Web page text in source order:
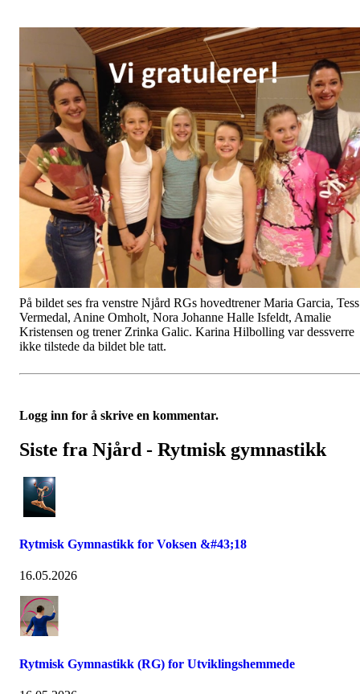
På bildet ses fra venstre Njård RGs hovedtrener Maria Garcia, Tess
Vermedal, Anine Omholt, Nora Johanne Halle Isfeldt, Amalie
Kristensen og trener Zrinka Galic. Karina Hilbolling var dessverre
ikke tilstede da bildet ble tatt.
Logg inn for å skrive en kommentar.
Siste fra Njård - Rytmisk gymnastikk
Rytmisk Gymnastikk for Voksen &#43;18
16.05.2026
Rytmisk Gymnastikk (RG) for Utviklingshemmede